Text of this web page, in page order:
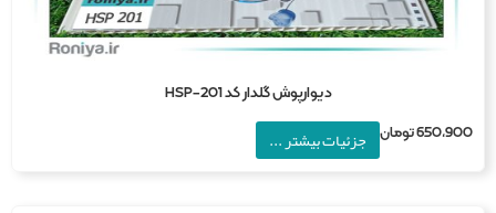
دیوارپوش گلدار کد HSP-201
تومان جزئیات بیشتر ...